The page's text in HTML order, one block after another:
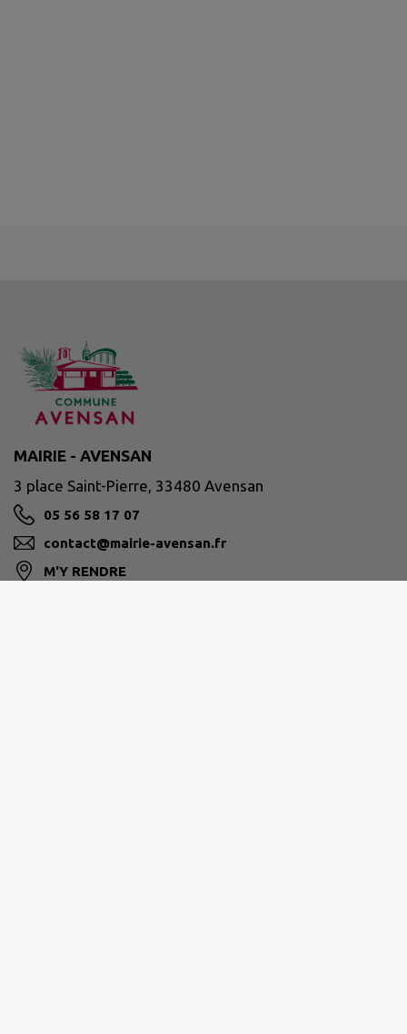
MAIRIE - AVENSAN
3 place Saint-Pierre, 33480 Avensan
05 56 58 17 07
contact@mairie-avensan.fr
M'Y RENDRE